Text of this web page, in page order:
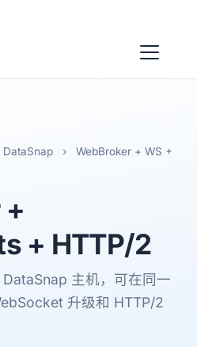
DataSnap ›
WebBroker + WS +
+
+ HTTP/2
主机，可在同一
升级和 HTTP/2